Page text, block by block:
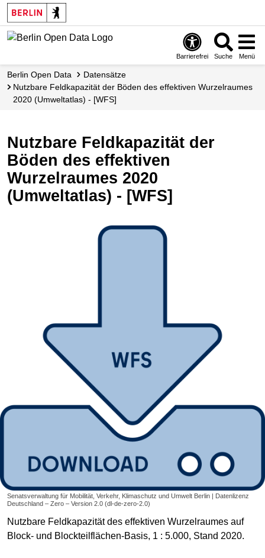
Skip
to
main
Barrierefrei Suche Menü
Berlin Open Data
Datensätze
Nutzbare Feldkapazität der Böden des effektiven Wurzelraumes
2020 (Umweltatlas) - [WFS]
Nutzbare Feldkapazität der
Böden des effektiven
Wurzelraumes 2020
(Umweltatlas) - [WFS]
Senatsverwaltung für Mobilität, Verkehr, Klimaschutz und Umwelt Berlin | Datenlizenz
Deutschland – Zero – Version 2.0 (dl-de-zero-2.0)
Nutzbare Feldkapazität des effektiven Wurzelraumes auf
Block- und Blockteilflächen-Basis, 1 : 5.000, Stand 2020.